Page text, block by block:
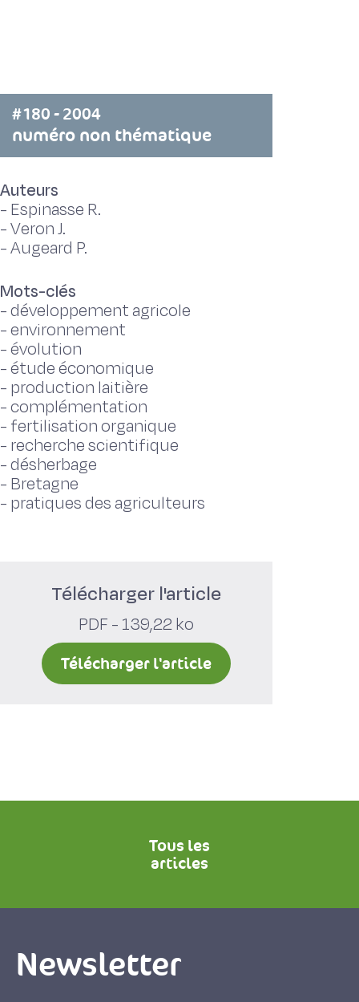
#180 - 2004
numéro non thématique
Auteurs
- Espinasse R.
-Veron J.
-Augeard P.
Mots-clés
-développement agricole
-environnement
-évolution
-étude économique
- production laitière
-complémentation
- fertilisation organique
- recherche scientifique
-désherbage
- Bretagne
- pratiques des agriculteurs
Télécharger l'article
PDF - 139,22 ko
Télécharger l'article
Tous les
articles
Newsletter